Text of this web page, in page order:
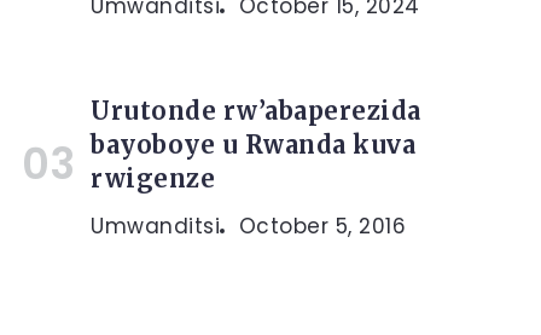
Umwanditsi October 15, 2024
Urutonde rw’abaperezida
bayoboye u Rwanda kuva
rwigenze
Umwanditsi October 5, 2016